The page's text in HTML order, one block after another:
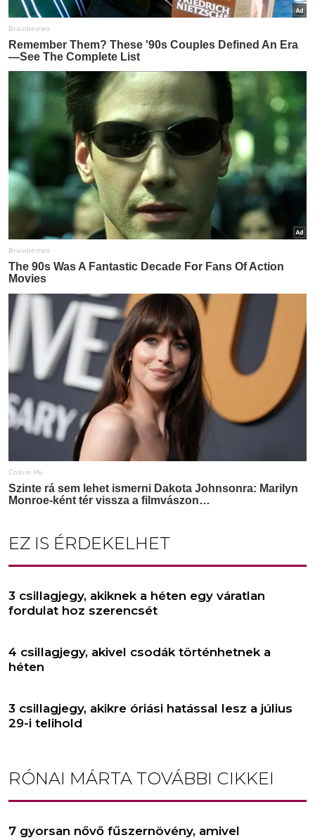
EZ IS ÉRDEKELHET
3 csillagjegy, akiknek a héten egy váratlan
fordulat hoz szerencsét
4 csillagjegy, akivel csodák történhetnek a
héten
3 csillagjegy, akikre óriási hatással lesz a július
29-i telihold
RÓNAI MÁRTA TOVÁBBI CIKKEI
7 gyorsan nővő fűszernövény, amivel